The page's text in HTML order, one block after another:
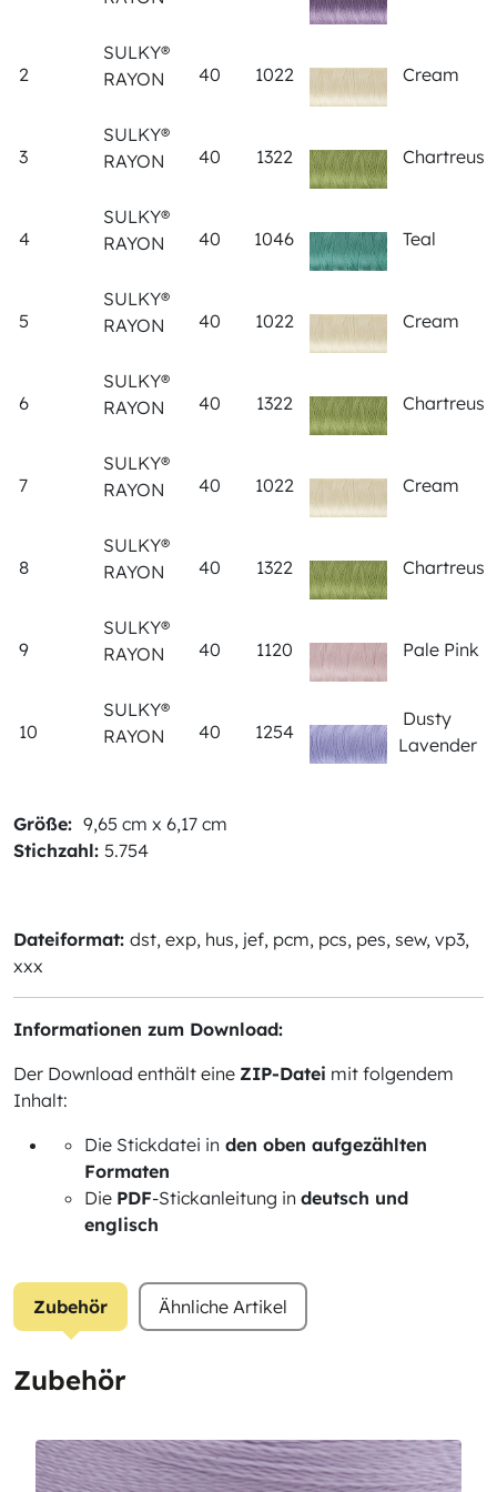
2
SULKY®
RAYON
40 1022 Cream
3
SULKY®
RAYON
40 1322 Chartreuse
4
SULKY®
RAYON
40 1046 Teal
5
SULKY®
RAYON
40 1022 Cream
6
SULKY®
RAYON
40 1322
7
SULKY®
RAYON
40 1022 Cream
8
SULKY®
RAYON
40 1322
9
SULKY®
RAYON
40 1120 Pale Pink
10
SULKY®
RAYON
40 1254
Dusty
Lavender
Größe: 9,65 cm x 6,17 cm
Stichzahl: 5.754
Dateiformat: dst, exp, hus, jef, pcm, pcs, pes, sew, vp3,
xxx
Informationen zum Download:
Der Download enthält eine ZIP-Datei mit folgendem
Inhalt:
Die Stickdatei in den oben aufgezählten
Formaten
Die PDF-Stickanleitung in deutsch und
englisch
Zubehör Ähnliche Artikel
Zubehör